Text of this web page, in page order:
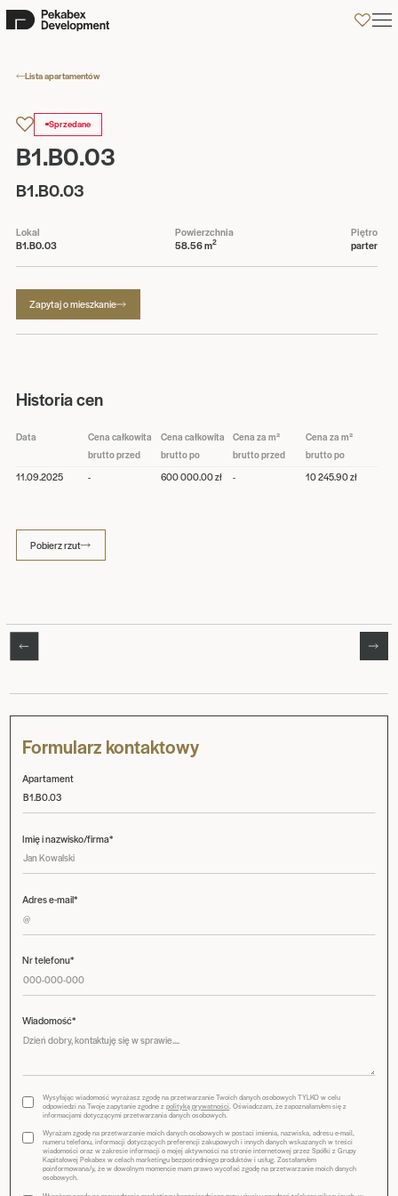
0
Lista apartamentów
Sprzedane
B1.B0.03
B1.B0.03
Lokal
B1.B0.03
Powierzchnia
58.56 m2
Piętro
parter
Zapytaj o mieszkanie
Historia cen
Data
Cena całkowita
brutto przed
Cena całkowita
brutto po
Cena za m²
brutto przed
Cena za m²
brutto po
11.09.2025
- 600 000.00 zł - 10 245.90 zł
Pobierz rzut
Formularz kontaktowy
Apartament
Imię i nazwisko/firma*
Adres e-mail*
Nr telefonu*
Wiadomość*
Wysyłając wiadomość wyrażasz zgodę na przetwarzanie Twoich danych osobowych TYLKO w celu
odpowiedzi na Twoje zapytanie zgodne zpolityką prywatności . Oświadczam, że zapoznałam/em się z
informacjami dotyczącymi przetwarzania danych osobowych.
Wyrażam zgodę na przetwarzanie moich danych osobowych w postaci imienia, nazwiska, adresu e-mail,
numeru telefonu, informacji dotyczących preferencji zakupowych i innych danych wskazanych w treści
wiadomości oraz w zakresie informacji o mojej aktywności na stronie internetowej przez Spółki z Grupy
Kapitałowej Pekabex w celach marketingu bezpośredniego produktów i usług. Zostałam/em
poinformowana/y, że w dowolnym momencie mam prawo wycofać zgodę na przetwarzanie moich danych
osobowych.